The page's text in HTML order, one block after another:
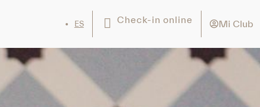
ES Check-in online Mi Club